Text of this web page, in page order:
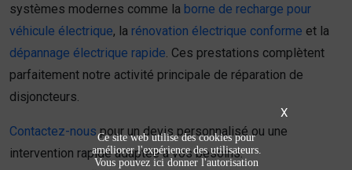
systèmes modernes comme la borne de recharge pour
véhicule électrique, la rénovation électrique conforme et la
dépannage électrique rapide . Ces prestations complètent
parfaitement notre activité principale de réparation de
disjoncteurs.
Contactez-nouspour un devis personnalisé ou une
intervention rapide adaptée à vos besoins.
X
Ce site web utilise des cookies pour
améliorer l'expérience des utilisateurs.
Vous pouvez ici donner l'autorisation